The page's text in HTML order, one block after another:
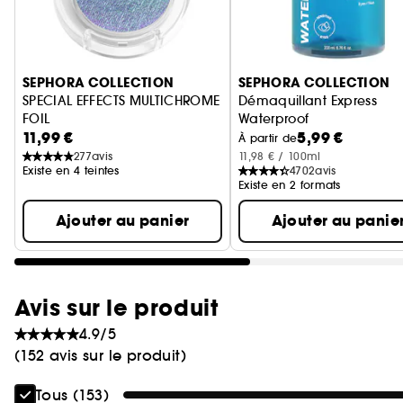
Ignorer le carrousel produits
SEPHORA COLLECTION
SPECIAL EFFECTS MULTICHROME
FOIL
Fard à paupières multichrome
11,99 €
277avis
Existe en 4 teintes
Ajouter au panier
SEPHORA COLLECTION
Démaquillant Express
Waterproof
Demaquille + Apaise
À partir de5,99 €
11,98 € / 100ml
4702avis
Existe en 2 formats
Ajouter au
Avis sur le produit
4.9/5
(152 avis sur le produit)
Tous (153)